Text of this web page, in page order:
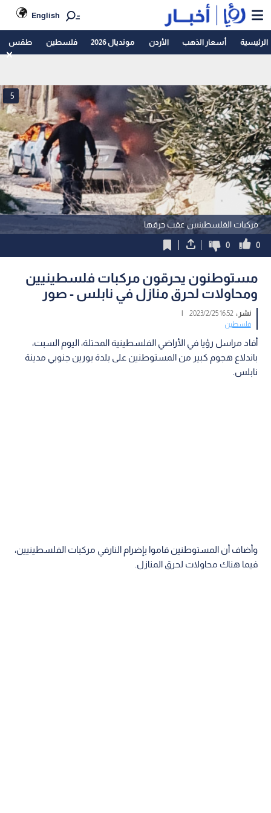
English
الرئيسية أسعار الذهب الأردن مونديال 2026 فلسطين طقس
مركبات الفلسطينيين عقب حرقها
5
0
0
مستوطنون يحرقون مركبات فلسطينيين
ومحاولات لحرق منازل في نابلس - صور
نشر :16:52 2023/2/25
|
فلسطين
أفاد مراسل رؤيا في الأراضي الفلسطينية المحتلة، اليوم السبت،
باندلاع هجوم كبير من المستوطنين على بلدة بورين جنوبي مدينة
نابلس.
وأضاف أن المستوطنين قاموا بإضرام النارفي مركبات الفلسطينيين،
فيما هناك محاولات لحرق المنازل.